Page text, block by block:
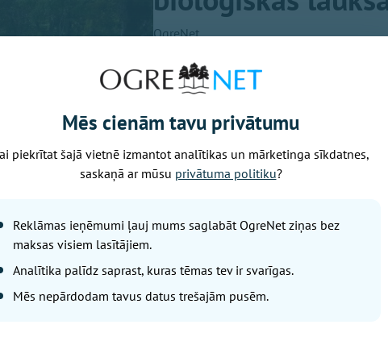
OgreNet
Ogres novada Mazozolu pagasts
zaļākajiem pagastiem - šeit
lauksaimniecībā izmantojamās
valsts vidējā rādītāja un vienīgais
BIO TOP 10 sarakstā pēc
īpatsvara. Šāds sasniegums
saimniekošana kļuvusi par
ceturtdaļās lauku netiek
par labu gan videi, gan vietējiem
Mēs cienām tavu privātumu
piekrītat šajā vietnē izmantot analītikas un mārketinga sīkdatnes,
saskaņā ar mūsu privātuma politiku?
Reklāmas ieņēmumi ļauj mums saglabāt OgreNet ziņas bez
maksas visiem lasītājiem.
Analītika palīdz saprast, kuras tēmas tev ir svarīgas.
Mēs nepārdodam tavus datus trešajām pusēm.